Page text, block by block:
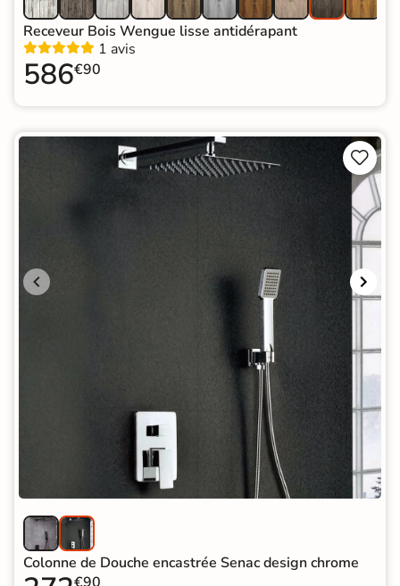
Receveur Bois Wengue lisse antidérapant
1 avis
586€90


Colonne de Douche encastrée Senac design chrome